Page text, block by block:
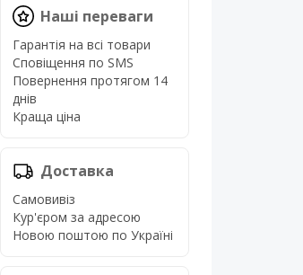
Наші переваги
Гарантія на всі товари
Сповіщення по SMS
Повернення протягом 14
днів
Краща ціна
Доставка
Самовивіз
Кур'єром за адресою
Новою поштою по Україні